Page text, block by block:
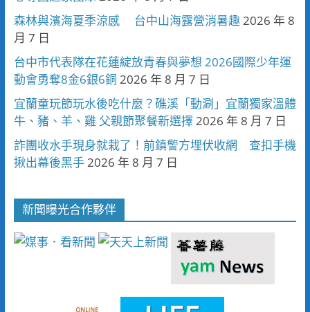
森林與濱海夏季涼感 台中山海露營消暑趣 2026 年 8
月 7 日
台中市代表隊在花蓮綻放青春與夢想 2026國際少年運
動會勇奪8金6銀6銅 2026 年 8 月 7 日
宜蘭童玩節玩水後吃什麼？礁溪「動涮」宜蘭獨家溫體
牛、豬、羊、雞 父親節聚餐新選擇 2026 年 8 月 7 日
詐團收水手現身就栽了！前鎮警方埋伏收網 查扣手機
揪出幕後黑手 2026 年 8 月 7 日
新聞曝光合作夥伴